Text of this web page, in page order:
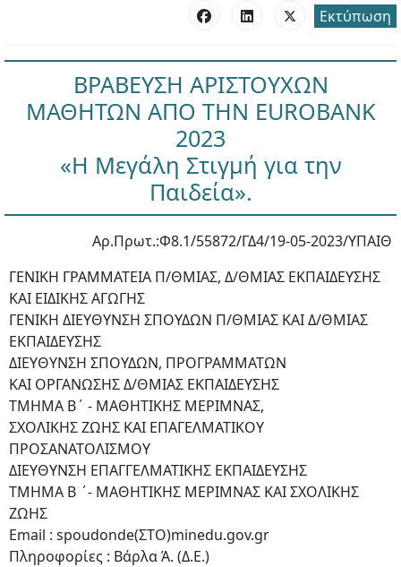
Εκτύπωση
ΒΡΑΒΕΥΣΗ ΑΡΙΣΤΟΥΧΩΝ
ΜΑΘΗΤΩΝ ΑΠΟ ΤΗΝ EUROBANK
2023
«Η Μεγάλη Στιγμή για την
Παιδεία».
Αρ.Πρωτ.:Φ8.1/55872/ΓΔ4/19-05-2023/ΥΠAIΘ
ΓΕΝΙΚΗ ΓΡΑΜΜΑΤΕΙΑ Π/ΘΜΙΑΣ, Δ/ΘΜΙΑΣ ΕΚΠΑΙΔΕΥΣΗΣ
ΚΑΙ ΕΙΔΙΚΗΣ ΑΓΩΓΗΣ
ΓΕΝΙΚΗ ΔΙΕΥΘΥΝΣΗ ΣΠΟΥΔΩΝ Π/ΘΜΙΑΣ ΚΑΙ Δ/ΘΜΙΑΣ
ΕΚΠΑΙΔΕΥΣΗΣ
ΔΙΕΥΘΥΝΣΗ ΣΠΟΥΔΩΝ, ΠΡΟΓΡΑΜΜΑΤΩΝ
ΚΑΙ ΟΡΓΑΝΩΣΗΣ Δ/ΘΜΙΑΣ ΕΚΠΑΙΔΕΥΣΗΣ
ΤΜΗΜΑ Β΄ - ΜΑΘΗΤΙΚΗΣ ΜΕΡΙΜΝΑΣ,
ΣΧΟΛΙΚΗΣ ΖΩΗΣ ΚΑΙ ΕΠΑΓΕΛΜΑΤΙΚΟΥ
ΠΡΟΣΑΝΑΤΟΛΙΣΜΟΥ
ΔΙΕΥΘΥΝΣΗ ΕΠΑΓΓΕΛΜΑΤΙΚΗΣ ΕΚΠΑΙΔΕΥΣΗΣ
ΤΜΗΜΑ Β ΄- ΜΑΘΗΤΙΚΗΣ ΜΕΡΙΜΝΑΣ ΚΑΙ ΣΧΟΛΙΚΗΣ
ΖΩΗΣ
Email : spoudonde(ΣΤΟ)minedu.gov.gr
Πληροφορίες : Βάρλα Ά. (Δ.Ε.)